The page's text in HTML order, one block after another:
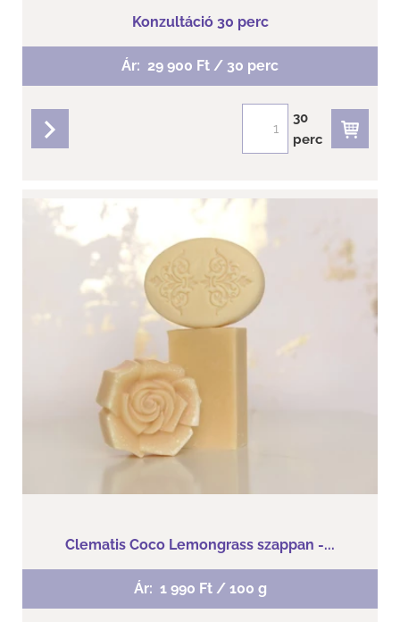
Konzultáció 30 perc
Ár: 29 900 Ft / 30 perc
30
perc
Clematis Coco Lemongrass szappan -...
Kókusztejjel készült, vegán szappan!
Száraz és normál bőrre ajánljuk!
Tisztaság - egészség- természetesség
Clematis Coco Lemongrass szappan -...
Ár: 1 990 Ft / 100 g